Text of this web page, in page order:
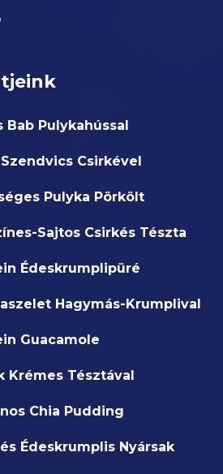
Bab Pulykahússal
Csirkével
Pulyka Pörkölt
Sajtos Csirkés Tészta
Édeskrumplipüré
Hagymás-Krumplival
Guacamole
Krémes Tésztával
Chia Pudding
Édeskrumplis Nyársak